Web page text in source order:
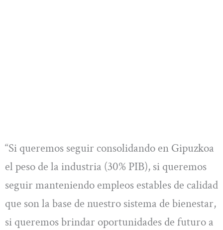
“Si queremos seguir consolidando en Gipuzkoa
el peso de la industria (30% PIB), si queremos
seguir manteniendo empleos estables de calidad
que son la base de nuestro sistema de bienestar,
si queremos brindar oportunidades de futuro a